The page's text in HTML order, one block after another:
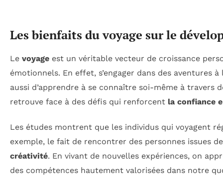
Les bienfaits du voyage sur le
Le voyage est un véritable vecteur de croissance
émotionnels. En effet, s’engager dans des aventures
aussi d’apprendre à se connaître soi-même à travers
retrouve face à des défis qui renforcent la confiance
Les études montrent que les individus qui voyagent
exemple, le fait de rencontrer des personnes issues
créativité. En vivant de nouvelles expériences, on
des compétences hautement valorisées dans notre